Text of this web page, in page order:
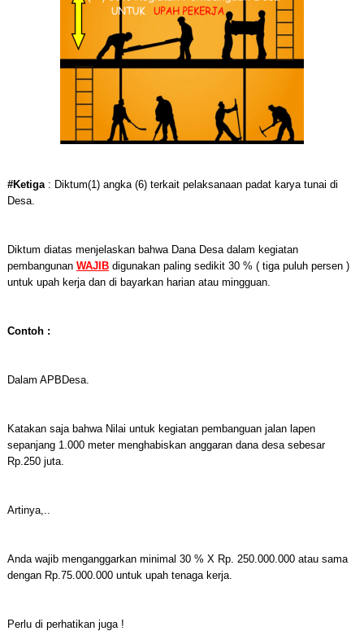
#Ketiga: Diktum(1) angka (6) terkait pelaksanaan padat karya tunai di
Desa.
Diktum diatas menjelaskan bahwa Dana Desa dalam kegiatan
pembangunan WAJIBdigunakan paling sedikit 30 % ( tiga puluh persen )
untuk upah kerja dan di bayarkan harian atau mingguan.
Contoh :
Dalam APBDesa.
Katakan saja bahwa Nilai untuk kegiatan pembanguan jalan lapen
sepanjang 1.000 meter menghabiskan anggaran dana desa sebesar
Rp.250 juta.
Artinya,..
Anda wajib menganggarkan minimal 30 % X Rp. 250.000.000 atau sama
dengan Rp.75.000.000 untuk upah tenaga kerja.
Perlu di perhatikan juga !